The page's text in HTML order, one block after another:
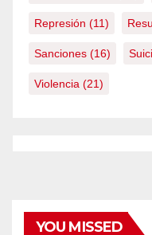
Represión (11)
Sanciones (16)
Violencia (21)
YOU MISSED